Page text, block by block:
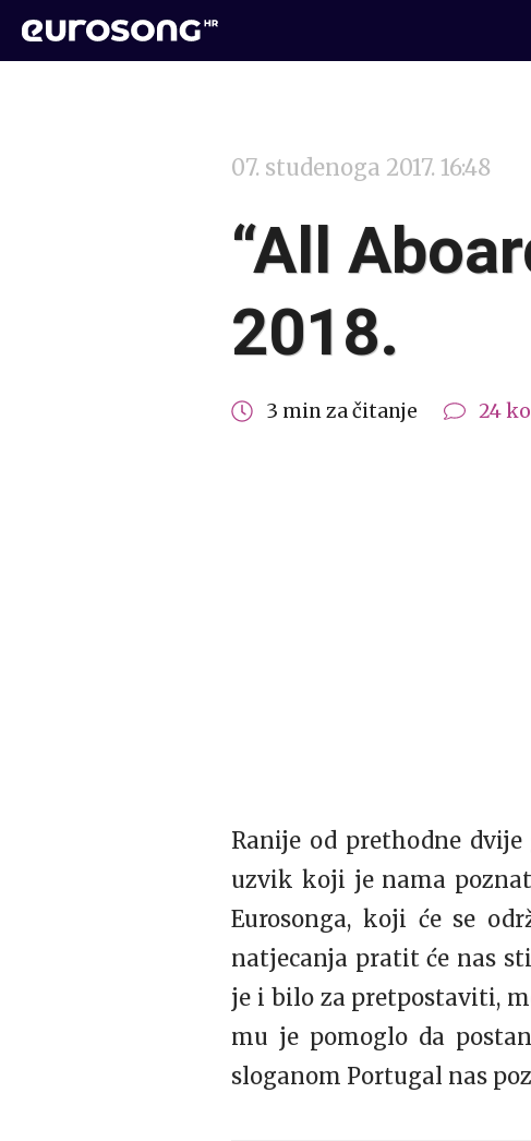
07. studenoga 2017. 16:48
“All
2018.
3 min za čitanje 24
Ranije od prethodne dvije
uzvik koji je nama
Eurosonga, koji će se
natjecanja pratit će nas
je i bilo za pretpostaviti,
mu je pomoglo da
sloganom Portugal nas